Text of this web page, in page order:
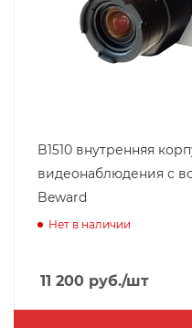
B1510 внутренняя
видеонаблюдения с
Beward
Нет в наличии
11 200 руб./шт